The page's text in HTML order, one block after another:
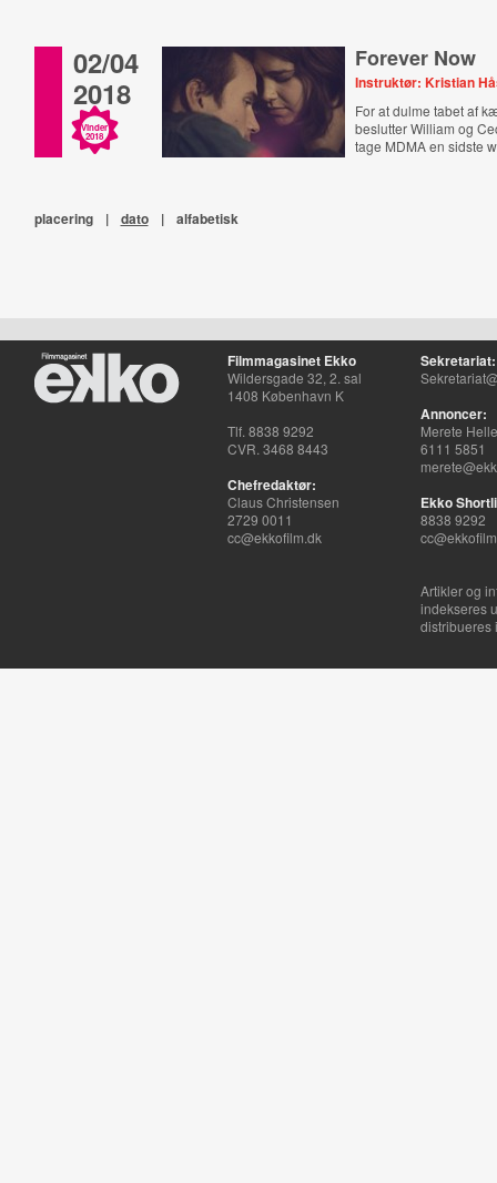
02/04
2018
Vinder
2018
Forever Now
Instruktør: Kristian
For at dulme tabet af
beslutter William og
tage MDMA en sidste
placering | dato | alfabetisk
Filmmagasinet Ekko
Wildersgade 32, 2. sal
1408 København K
Tlf. 8838 9292
CVR. 3468 8443
Chefredaktør:
Claus Christensen
2729 0011
cc@ekkofilm.dk
Sekretariat:
Annoncer:
Merete
6111 5851
Ekko
8838 9292
Artikler og
indekseres
distribueres